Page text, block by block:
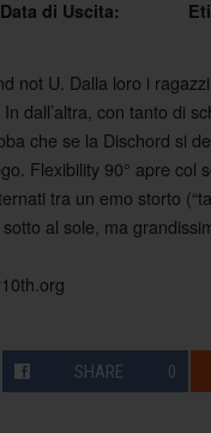
Data di Uscita:
not U. Dalla loro i
dall’altra, con tanto di
che se la Dischord si
Flexibility 90° apre
tra un emo storto
al sole, ma
SHARE 0